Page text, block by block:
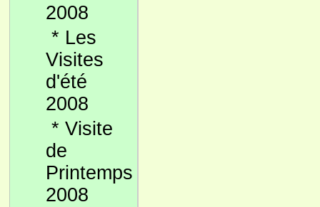
2008
* Les
Visites
d'été
2008
* Visite
de
Printemps
2008